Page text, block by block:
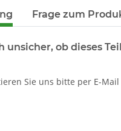
Frage zum
unsicher, ob dieses
Sie uns bitte per E-